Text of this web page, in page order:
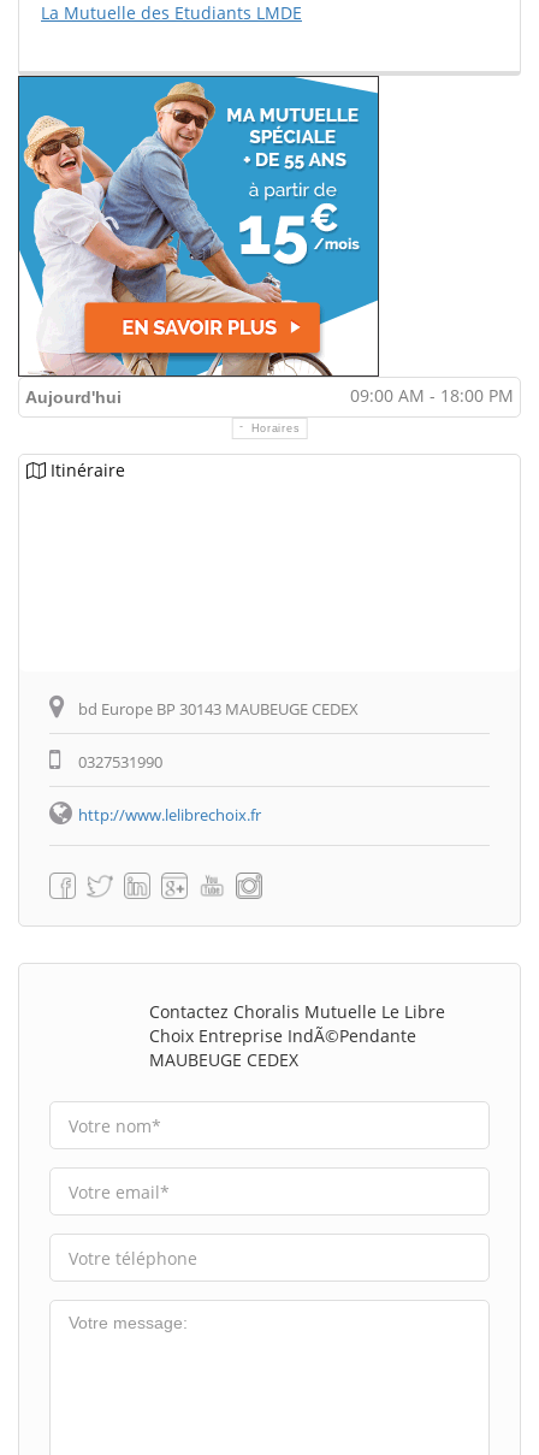
La Mutuelle des Etudiants LMDE
Aujourd'hui 09:00 AM - 18:00 PM
Horaires
Itinéraire
bd Europe BP 30143 MAUBEUGE CEDEX
0327531990
http://www.lelibrechoix.fr
Contactez Choralis Mutuelle Le Libre
Choix Entreprise IndÃ©pendante
MAUBEUGE CEDEX